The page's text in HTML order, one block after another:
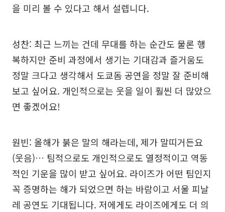
을 미리 볼 수 있다고 해서 설렙니다.
성찬: 최근 느끼는 건데 무대를 하는 순간도 물론 행
복하지만 준비 과정에서 생기는 기대감과 즐거움도
정말 크다고 생각해서 도쿄돔 공연을 정말 잘 준비해
보고 싶어요. 개인적으로는 웃을 일이 훨씬 더 많았으
면 좋겠어요!
원빈: 올해가 붉은 말의 해라는데, 제가 말띠거든요
(웃음)… 팀적으로도 개인적으로도 열정적이고 역동
적인 기운을 많이 받고 싶어요. 라이즈가 어떤 팀인지
꼭 증명하는 해가 되었으면 하는 바람이고 서울 피날
레 공연도 기대됩니다. 저에게도 라이즈에게도 더 의